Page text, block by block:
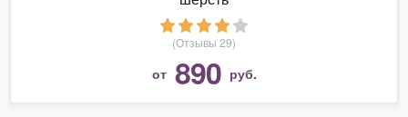
(Отзывы 29)
от 890 руб.